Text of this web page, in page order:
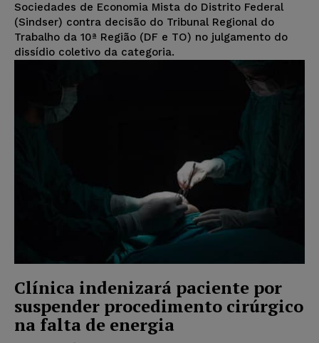
Sociedades de Economia Mista do Distrito Federal
(Sindser) contra decisão do Tribunal Regional do
Trabalho da 10ª Região (DF e TO) no julgamento do
dissídio coletivo da categoria.
Clínica indenizará paciente por
suspender procedimento cirúrgico
na falta de energia